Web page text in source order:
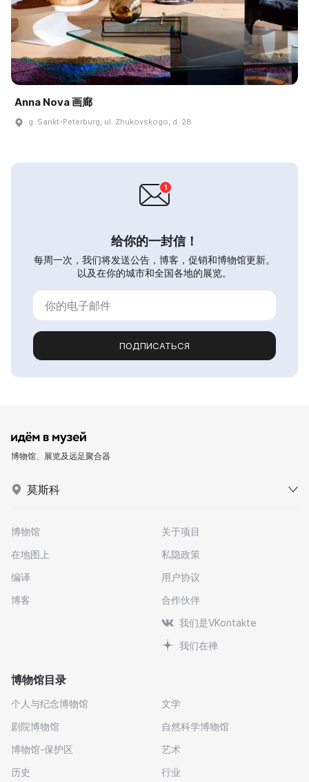
Anna Nova 画廊
g. Sankt-Peterburg, ul. Zhukovskogo, d. 28
给你的一封信！
每周一次，我们将发送公告，博客，促销和博物馆更新。
以及在你的城市和全国各地的展览。
ПОДПИСАТЬСЯ
博物馆、展览及远足聚合器
莫斯科
博物馆
在地图上
编译
博客
关于项目
私隐政策
用户协议
合作伙伴
我们是VKontakte
我们在禅
博物馆目录
个人与纪念博物馆
剧院博物馆
博物馆-保护区
历史
文学
自然科学博物馆
艺术
行业